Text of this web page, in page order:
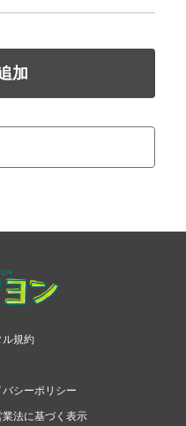
加
ル規約
バシーポリシー
業法に基づく表示